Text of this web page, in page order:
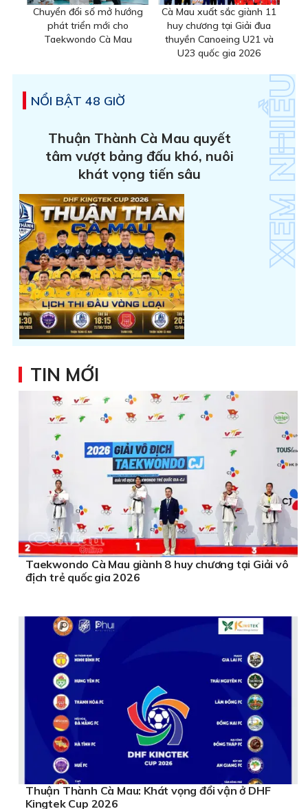
Chuyển đổi số mở hướng
phát triển mới cho
Taekwondo Cà Mau
Cà Mau xuất sắc giành 11
huy chương tại Giải đua
thuyền Canoeing U21 và
U23 quốc gia 2026
NỔI BẬT 48 GIỜ
Thuận Thành Cà Mau quyết
tâm vượt bảng đấu khó, nuôi
khát vọng tiến sâu
TIN MỚI
Taekwondo Cà Mau giành 8 huy chương tại Giải vô
địch trẻ quốc gia 2026
Thuận Thành Cà Mau: Khát vọng đổi vận ở DHF
Kingtek Cup 2026